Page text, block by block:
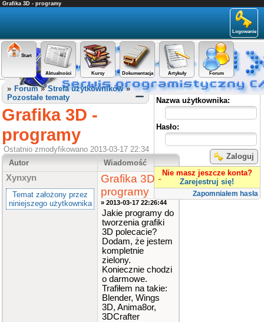
Grafika 3D - programy
Logowanie
Start
Aktualności Kursy Dokumentacja Artykuły Forum
Panel użytkownika
Nazwa użytkownika:
Hasło:
Zaloguj
Nie masz jeszcze konta?
Zarejestruj się!
Zapomniałem hasła
» Forum»Strefa użytkowników»
Pozostałe tematy
Grafika 3D -
programy
Ostatnio zmodyfikowano 2013-03-17 22:34
Autor
Wiadomość
Xynxyn
Temat założony przez
niniejszego użytkownika
Grafika 3D -
programy
» 2013-03-17 22:26:44
Jakie programy do
tworzenia grafiki
3D polecacie?
Dodam, że jestem
kompletnie
zielony.
Koniecznie chodzi
o darmowe.
Trafiłem na takie:
Blender, Wings
3D, Anima8or,
3DCrafter